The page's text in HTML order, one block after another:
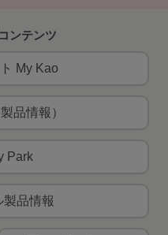
ンテンツ
My Kao
品情報）
Park
製品情報